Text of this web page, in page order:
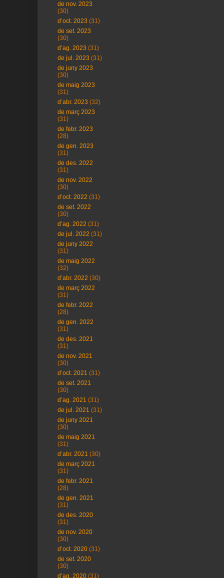
de nov. 2023
(30)
d’oct. 2023 (31)
de set. 2023
(30)
d’ag. 2023 (31)
de jul. 2023 (31)
de juny 2023
(30)
de maig 2023
(31)
d’abr. 2023 (32)
de març 2023
(31)
de febr. 2023
(28)
de gen. 2023
(31)
de des. 2022
(31)
de nov. 2022
(30)
d’oct. 2022 (31)
de set. 2022
(30)
d’ag. 2022 (31)
de jul. 2022 (31)
de juny 2022
(31)
de maig 2022
(32)
d’abr. 2022 (30)
de març 2022
(31)
de febr. 2022
(28)
de gen. 2022
(31)
de des. 2021
(31)
de nov. 2021
(30)
d’oct. 2021 (31)
de set. 2021
(30)
d’ag. 2021 (31)
de jul. 2021 (31)
de juny 2021
(30)
de maig 2021
(31)
d’abr. 2021 (30)
de març 2021
(31)
de febr. 2021
(28)
de gen. 2021
(31)
de des. 2020
(31)
de nov. 2020
(30)
d’oct. 2020 (31)
de set. 2020
(30)
d’ag. 2020 (31)